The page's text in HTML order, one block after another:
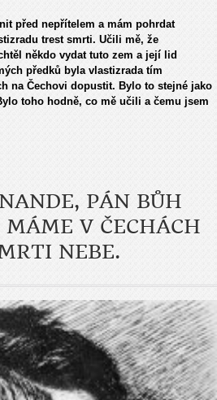
před nepřítelem a mám pohrdat
trest smrti. Učili mě, že
někdo vydat tuto zem a její lid
předků byla vlastizrada tím
na Čechovi dopustit. Bylo to stejné jako
toho hodně, co mě učili a čemu jsem
PÁN BŮH
MÁME V ČECHÁCH
NEBE.